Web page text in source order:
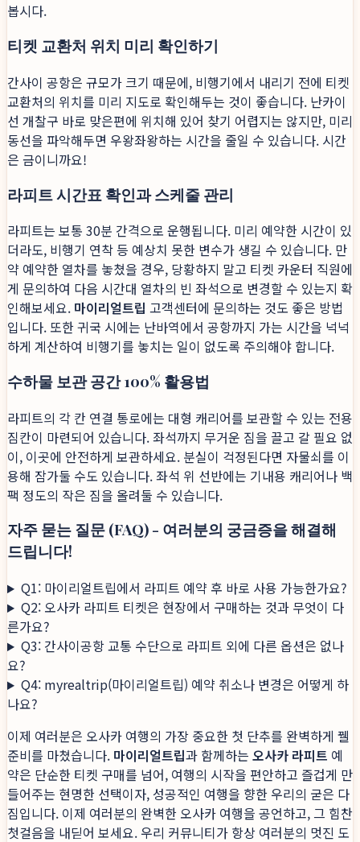
봅시다.
티켓 교환처 위치 미리 확인하기
간사이 공항은 규모가 크기 때문에, 비행기에서 내리기 전에 티켓
교환처의 위치를 미리 지도로 확인해두는 것이 좋습니다. 난카이
선 개찰구 바로 맞은편에 위치해 있어 찾기 어렵지는 않지만, 미리
동선을 파악해두면 우왕좌왕하는 시간을 줄일 수 있습니다. 시간
은 금이니까요!
라피트 시간표 확인과 스케줄 관리
라피트는 보통 30분 간격으로 운행됩니다. 미리 예약한 시간이 있
더라도, 비행기 연착 등 예상치 못한 변수가 생길 수 있습니다. 만
약 예약한 열차를 놓쳤을 경우, 당황하지 말고 티켓 카운터 직원에
게 문의하여 다음 시간대 열차의 빈 좌석으로 변경할 수 있는지 확
인해보세요. 마이리얼트립 고객센터에 문의하는 것도 좋은 방법
입니다. 또한 귀국 시에는 난바역에서 공항까지 가는 시간을 넉넉
하게 계산하여 비행기를 놓치는 일이 없도록 주의해야 합니다.
수하물 보관 공간 100% 활용법
라피트의 각 칸 연결 통로에는 대형 캐리어를 보관할 수 있는 전용
짐칸이 마련되어 있습니다. 좌석까지 무거운 짐을 끌고 갈 필요 없
이, 이곳에 안전하게 보관하세요. 분실이 걱정된다면 자물쇠를 이
용해 잠가둘 수도 있습니다. 좌석 위 선반에는 기내용 캐리어나 백
팩 정도의 작은 짐을 올려둘 수 있습니다.
자주 묻는 질문 (FAQ) - 여러분의 궁금증을 해결해
드립니다!
Q1: 마이리얼트립에서 라피트 예약 후 바로 사용 가능한가요?
Q2: 오사카 라피트 티켓은 현장에서 구매하는 것과 무엇이 다
른가요?
Q3: 간사이공항 교통 수단으로 라피트 외에 다른 옵션은 없나
요?
Q4: myrealtrip(마이리얼트립) 예약 취소나 변경은 어떻게 하
나요?
이제 여러분은 오사카 여행의 가장 중요한 첫 단추를 완벽하게 꿸
준비를 마쳤습니다. 마이리얼트립과 함께하는 오사카 라피트 예
약은 단순한 티켓 구매를 넘어, 여행의 시작을 편안하고 즐겁게 만
들어주는 현명한 선택이자, 성공적인 여행을 향한 우리의 굳은 다
짐입니다. 이제 여러분의 완벽한 오사카 여행을 공언하고, 그 힘찬
첫걸음을 내딛어 보세요. 우리 커뮤니티가 항상 여러분의 멋진 도